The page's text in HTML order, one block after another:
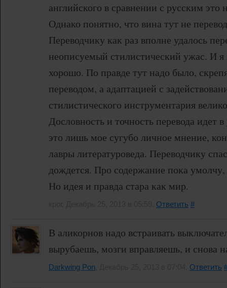
английского в сравнении с русским это
Однако понятно, что вина тут не
Переводчику как раз вполне удалось
неописуемый стилистический ужас. И я
хорошо. По правде тут надо было,
переводом, а адаптацией с
стилистического инструментария
Дословность и точность перевода идет
это лишь мое сугубо личное мнение,
лавры литературоведа. Переводчику
дождется. Про содержание пока
Но идея и правда стара как мир.
Ответить #
В аликорнов надо встраивать
вырубаешь, мозги вправляешь, и снова
Darkwing Pon Ответить